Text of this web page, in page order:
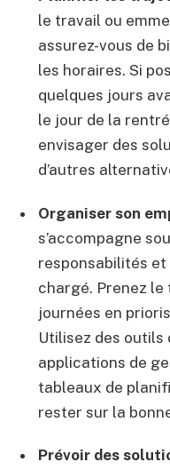
le travail ou
assurez-vous de
les horaires. Si
quelques jours
le jour de la
envisager des
d’autres
Organiser son
s’accompagne
responsabilités et
chargé. Prenez le
journées en
Utilisez des outils
applications de
tableaux de
rester sur la
Prévoir des